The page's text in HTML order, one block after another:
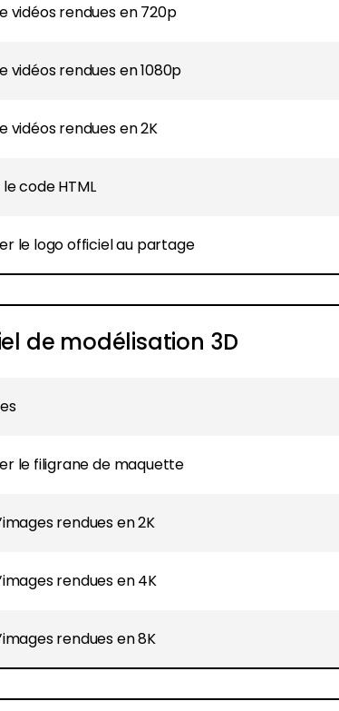
vidéos rendues en 720p
vidéos rendues en 1080p
vidéos rendues en 2K
code HTML
le logo officiel au partage
de modélisation 3D
le filigrane de maquette
rendues en 2K
rendues en 4K
rendues en 8K